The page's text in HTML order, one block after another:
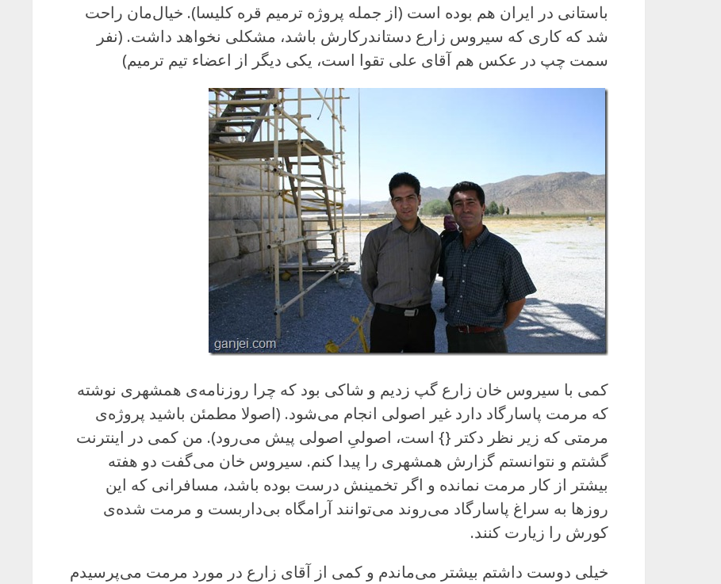
باستانی در ایران هم بوده است (از جمله پروژه ترمیم قره کلیسا). خیال‌مان راحت
شد که کاری که سیروس زارع دستاندرکارش باشد، مشکلی نخواهد داشت. (نفر
سمت چپ در عکس هم آقای علی تقوا است، یکی دیگر از اعضاء تیم ترمیم)
کمی با سیروس خان زارع گپ زدیم و شاکی بود که چرا روزنامه‌ی همشهری نوشته
که مرمت پاسارگاد دارد غیر اصولی انجام می‌شود. (اصولا مطمئن باشید پروژه‌ی
مرمتی که زیر نظر دکتر {} است، اصولیِ اصولی پیش می‌رود). من کمی در اینترنت
گشتم و نتوانستم گزارش همشهری را پیدا کنم. سیروس خان می‌گفت دو هفته
بیشتر از کار مرمت نمانده و اگر تخمینش درست بوده باشد، مسافرانی که این
روزها به سراغ پاسارگاد می‌روند می‌توانند آرامگاه بی‌داربست و مرمت شده‌ی
کورش را زیارت کنند.
خیلی دوست داشتم بیشتر می‌ماندم و کمی از آقای زارع در مورد مرمت می‌پرسیدم